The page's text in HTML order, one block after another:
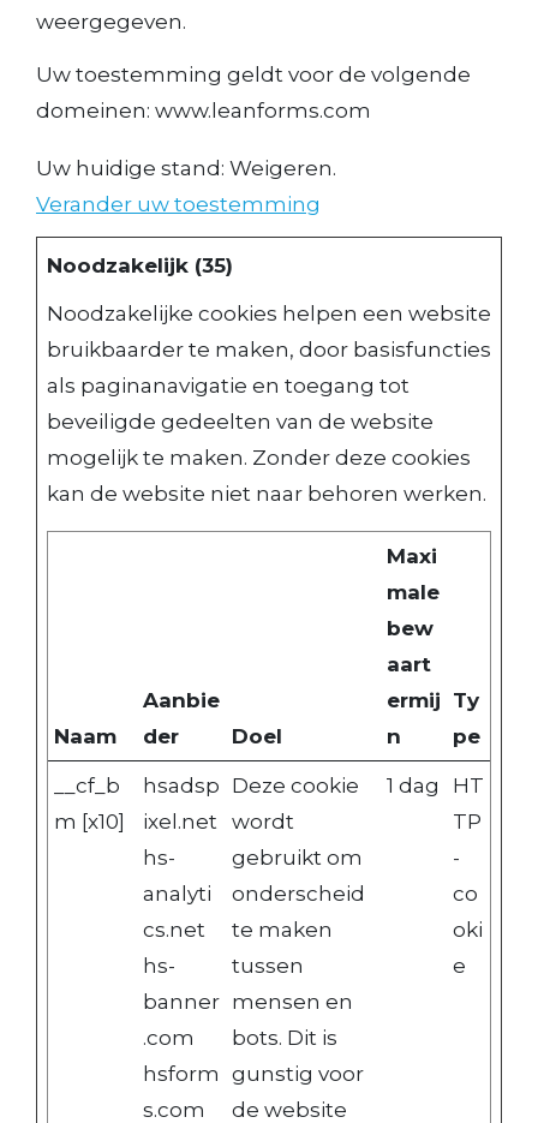
weergegeven.
Uw toestemming geldt voor de volgende
domeinen: www.leanforms.com
Uw huidige stand: Weigeren.
Verander uw toestemming
Noodzakelijk (35)
Noodzakelijke cookies helpen een website
bruikbaarder te maken, door basisfuncties
als paginanavigatie en toegang tot
beveiligde gedeelten van de website
mogelijk te maken. Zonder deze cookies
kan de website niet naar behoren werken.
Naam
Aanbie
der
Doel
Maxi
male
bew
aart
ermij
n
Ty
pe
__cf_b
m [x10]
hsadsp
ixel.net
hs-
analyti
cs.net
hs-
banner
.com
hsform
s.com
Deze cookie
wordt
gebruikt om
onderscheid
te maken
tussen
mensen en
bots. Dit is
gunstig voor
de website
1 dag
HT
TP
-
co
oki
e